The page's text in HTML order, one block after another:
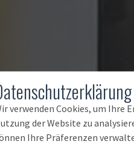
verwenden Cookies, um Ihre
der Website zu
Ihre Präferenzen